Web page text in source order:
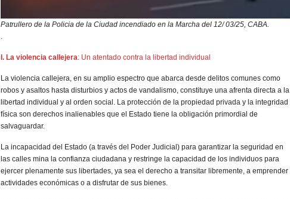
Patrullero de la Policia de la Ciudad incendiado en la Marcha del 12/ 03/25, CABA.
.
I. La violencia callejera: Un atentado contra la libertad individual
La violencia callejera, en su amplio espectro que abarca desde delitos comunes como
robos y asaltos hasta disturbios y actos de vandalismo, constituye una afrenta directa a la
libertad individual y al orden social. La protección de la propiedad privada y la integridad
física son derechos inalienables que el Estado tiene la obligación primordial de
salvaguardar.
La incapacidad del Estado (a través del Poder Judicial) para garantizar la seguridad en
las calles mina la confianza ciudadana y restringe la capacidad de los individuos para
ejercer plenamente sus libertades, ya sea el derecho a transitar libremente, a emprender
actividades económicas o a disfrutar de sus bienes.